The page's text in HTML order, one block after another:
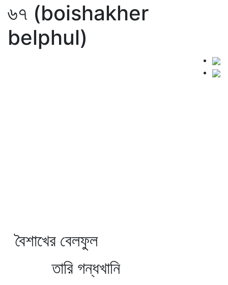
৬৭ (boishakher
belphul)
বৈশাখের বেলফুল
তারি গন্ধখানি